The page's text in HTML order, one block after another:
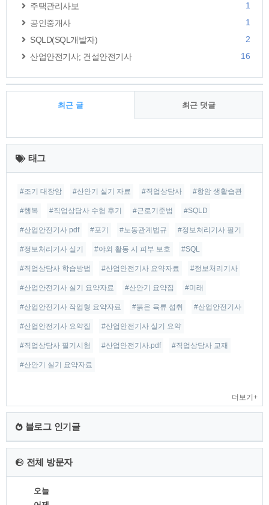
주택관리사보
1
공인중개사
1
SQLD(SQL개발자)
2
산업안전기사; 건설안전기사
16
최근 글 최근 댓글
최
근
글
태그
#조기 대장암 #산안기 실기 자료 #직업상담사 #항암 생활습관
#행복 #직업상담사 수험 후기 #근로기준법 #SQLD
#산업안전기사 pdf #포기 #노동관계법규 #정보처리기사 필기
#정보처리기사 실기 #야외 활동 시 피부 보호 #SQL
#직업상담사 학습방법 #산업안전기사 요약자료 #정보처리기사
#산업안전기사 실기 요약자료 #산안기 요약집 #미래
#산업안전기사 작업형 요약자료 #붉은 육류 섭취 #산업안전기사
#산업안전기사 요약집 #산업안전기사 실기 요약
#직업상담사 필기시험 #산업안전기사.pdf #직업상담사 교재
#산안기 실기 요약자료
더보기+
블로그 인기글
전체 방문자
오늘